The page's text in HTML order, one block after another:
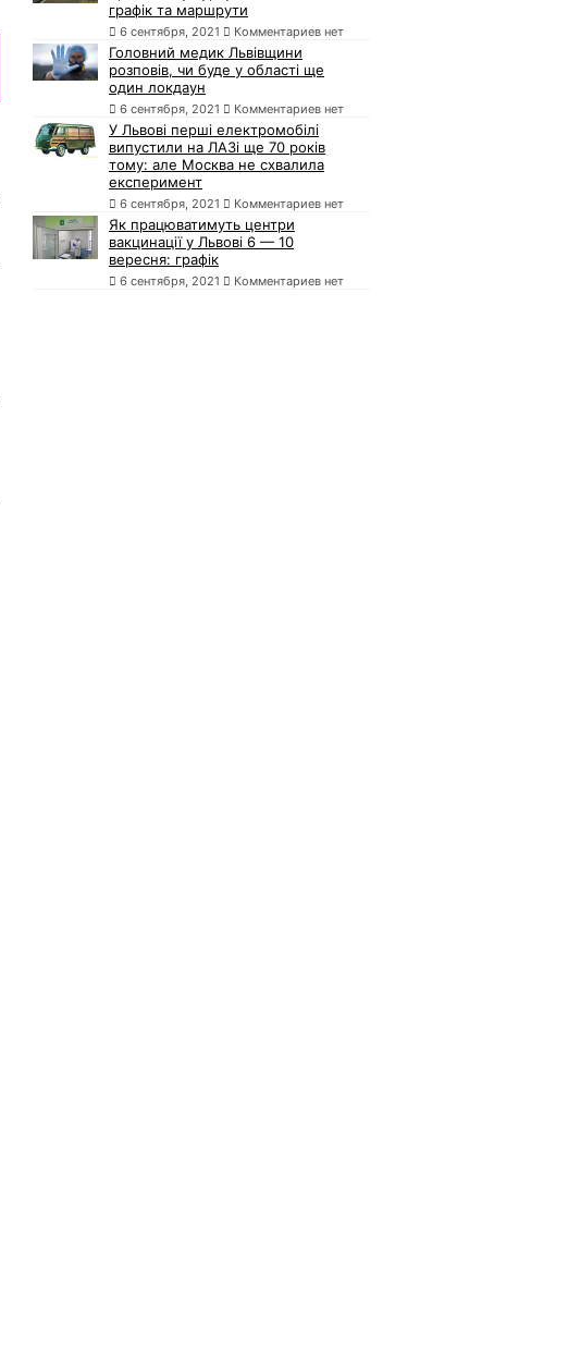
графік та маршрути
6 сентября, 2021 Комментариев нет
Головний медик Львівщини
розповів, чи буде у області ще
один локдаун
6 сентября, 2021 Комментариев нет
У Львові перші електромобілі
випустили на ЛАЗі ще 70 років
тому: але Москва не схвалила
експеримент
6 сентября, 2021 Комментариев нет
Як працюватимуть центри
вакцинації у Львові 6 — 10
вересня: графік
6 сентября, 2021 Комментариев нет